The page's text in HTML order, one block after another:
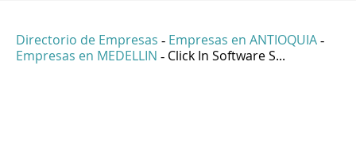
Directorio de Empresas - Empresas en ANTIOQUIA -
Empresas en MEDELLIN - Click In Software S...